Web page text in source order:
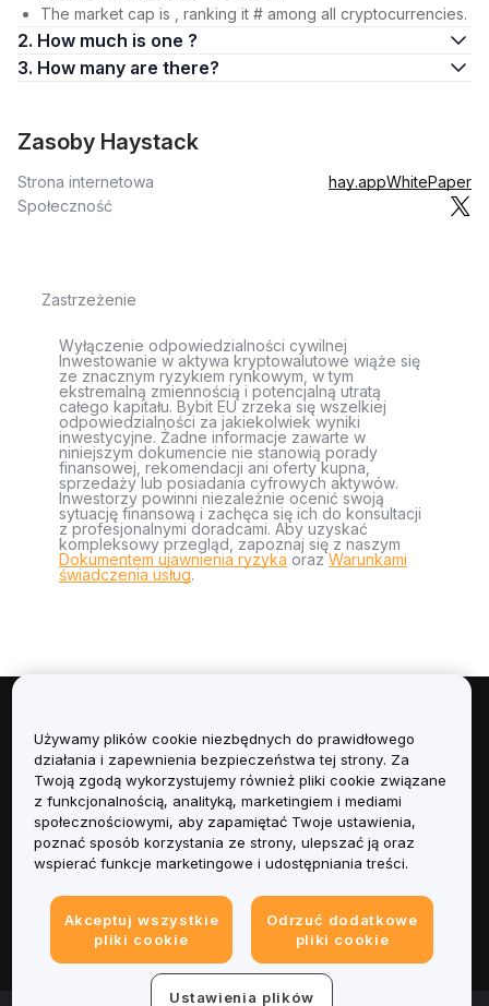
The market cap is , ranking it # among all cryptocurrencies.
2. How much is one ?
3. How many are there?
Zasoby Haystack
Strona internetowa hay.appWhitePaper
Społeczność
Zastrzeżenie
Wyłączenie odpowiedzialności cywilnej
Inwestowanie w aktywa kryptowalutowe wiąże się
ze znacznym ryzykiem rynkowym, w tym
ekstremalną zmiennością i potencjalną utratą
całego kapitału. Bybit EU zrzeka się wszelkiej
odpowiedzialności za jakiekolwiek wyniki
inwestycyjne. Żadne informacje zawarte w
niniejszym dokumencie nie stanowią porady
finansowej, rekomendacji ani oferty kupna,
sprzedaży lub posiadania cyfrowych aktywów.
Inwestorzy powinni niezależnie ocenić swoją
sytuację finansową i zachęca się ich do konsultacji
z profesjonalnymi doradcami. Aby uzyskać
kompleksowy przegląd, zapoznaj się z naszym
Dokumentem ujawnienia ryzyka orazWarunkami
świadczenia usług.
Informacje
Usługi
Obsługa Klienta
Informacje prawne
Używamy plików cookie niezbędnych do prawidłowego
działania i zapewnienia bezpieczeństwa tej strony. Za
Twoją zgodą wykorzystujemy również pliki cookie związane
z funkcjonalnością, analityką, marketingiem i mediami
społecznościowymi, aby zapamiętać Twoje ustawienia,
poznać sposób korzystania ze strony, ulepszać ją oraz
wspierać funkcje marketingowe i udostępniania treści.
Akceptuj wszystkie
pliki cookie
Odrzuć dodatkowe
pliki cookie
Ustawienia plików